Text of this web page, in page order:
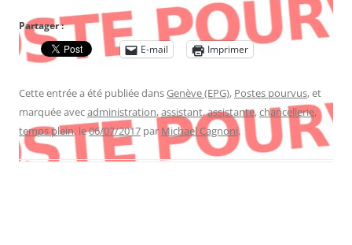
Partager :
E-mail
Imprimer
Cette entrée a été publiée dansGenève (EPG), Postes pourvus, et
marquée avecadministration,assistant,assistante,chancellerie,
temps plein, le06/07/2017 par Michael Cagnoni.